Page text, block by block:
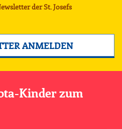
der St. Josefs
ANMELDEN
Kinder zum